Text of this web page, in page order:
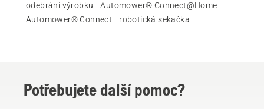
odebrání výrobku
Automower® Connect@Home
Automower® Connect
robotická sekačka
Potřebujete další pomoc?